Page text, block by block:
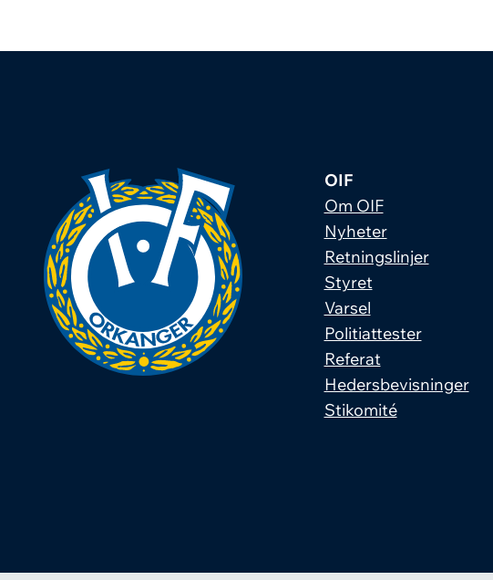
OIF
Om OIF
Nyheter
Retningslinjer
Styret
Varsel
Politiattester
Referat
Hedersbevisninger
Stikomité